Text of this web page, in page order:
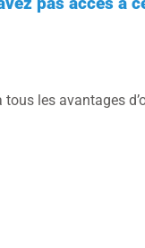
les avantages